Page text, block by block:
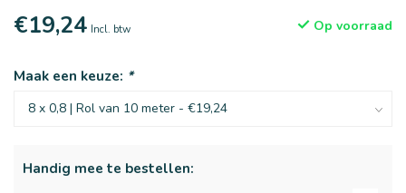
€19,24 Incl. btw Op voorraad
Maak een keuze: *
Handig mee te bestellen: